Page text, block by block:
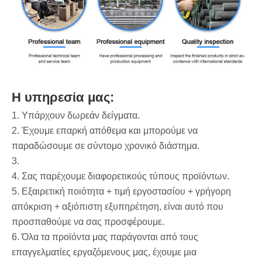
Η υπηρεσία μας:
1. Υπάρχουν δωρεάν δείγματα.
2. Έχουμε επαρκή απόθεμα και μπορούμε να
παραδώσουμε σε σύντομο χρονικό διάστημα.
3.
4. Σας παρέχουμε διαφορετικούς τύπους προϊόντων.
5. Εξαιρετική ποιότητα + τιμή εργοστασίου + γρήγορη
απόκριση + αξιόπιστη εξυπηρέτηση, είναι αυτό που
προσπαθούμε να σας προσφέρουμε.
6. Όλα τα προϊόντα μας παράγονται από τους
επαγγελματίες εργαζόμενους μας, έχουμε μια